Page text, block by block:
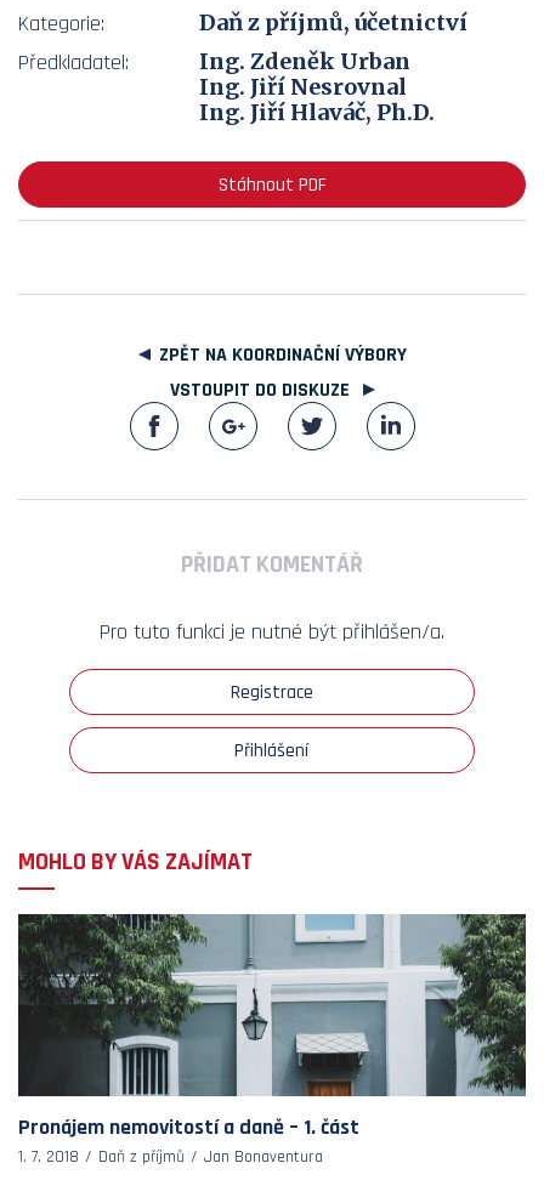
Kategorie:
Daň z příjmů, účetnictví
Předkladatel:
Ing. Zdeněk Urban
Ing. Jiří Nesrovnal
Ing. Jiří Hlaváč, Ph.D.
Stáhnout PDF
ZPĚT NA KOORDINAČNÍ VÝBORY
VSTOUPIT DO DISKUZE
PŘIDAT KOMENTÁŘ
Pro tuto funkci je nutné být přihlášen/a.
Registrace
Přihlášení
MOHLO BY VÁS ZAJÍMAT
Pronájem nemovitostí a daně – 1. část
1. 7. 2018 Daň z příjmů Jan Bonaventura